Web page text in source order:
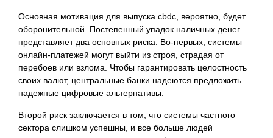
Основная мотивация для выпуска cbdc, вероятно, будет
оборонительной. Постепенный упадок наличных денег
представляет два основных риска. Во-первых, системы
онлайн-платежей могут выйти из строя, страдая от
перебоев или взлома. Чтобы гарантировать целостность
своих валют, центральные банки надеются предложить
надежные цифровые альтернативы.
Второй риск заключается в том, что системы частного
сектора слишком успешны, и все больше людей